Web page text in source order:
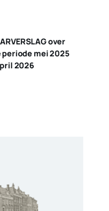
over
periode mei 2025
2026